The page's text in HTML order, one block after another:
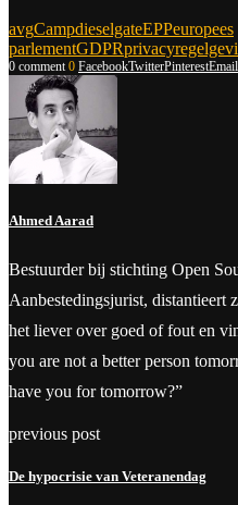
avgCampdieselgateEPPeuropees
parlementGDPRprivacy
0 comment 0 FacebookTwitterPinterestEmail
Ahmed Aarad
Bestuurder bij stichting Open
Aanbestedingsjurist, distantieert
het liever over goed of fout en
you are not a better person
have you for tomorrow?”
previous post
De hypocrisie van Veteranendag